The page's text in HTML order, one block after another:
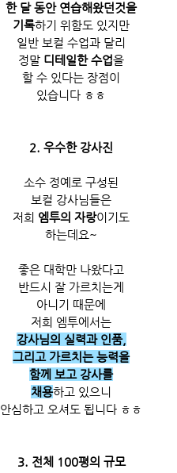
한 달 동안 연습해왔던것을
기록하기 위함도 있지만
일반 보컬 수업과 달리
정말 디테일한 수업을
할 수 있다는 장점이
있습니다 ㅎㅎ
2. 우수한 강사진
소수 정예로 구성된
보컬 강사님들은
저희 엠투의 자랑이기도
하는데요~
좋은 대학만 나왔다고
반드시 잘 가르치는게
아니기 때문에
저희 엠투에서는
강사님의 실력과 인품,
그리고 가르치는 능력을
함께 보고 강사를
채용하고 있으니
안심하고 오셔도 됩니다 ㅎㅎ
3. 전체 100평의 규모